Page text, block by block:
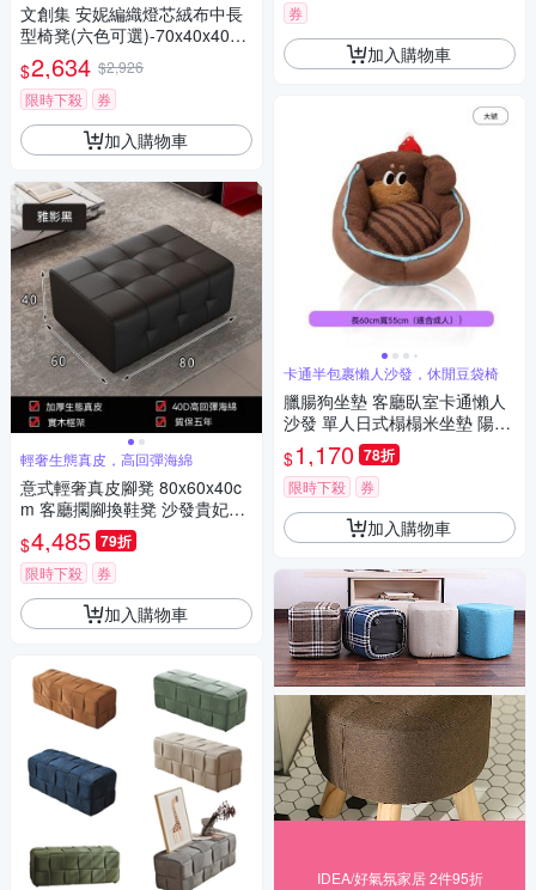
文創集 安妮編織燈芯絨布中長
型椅凳(六色可選)-70x40x40cm
免組
$2,634 $2,926
限時下殺
券
加入購物車
輕奢生態真皮，高回彈海綿
意式輕奢真皮腳凳 80x60x40c
m 客廳擱腳換鞋凳 沙發貴妃延
長 家用多功能沙發凳
$4,485 79折
限時下殺 券
加入購物車
券
加入購物車
卡通半包裹懶人沙發，休閒豆袋椅
臘腸狗坐墊 客廳臥室卡通懶人
沙發 單人日式榻榻米坐墊 陽臺
飄窗軟墊
$1,170 78折
限時下殺 券
加入購物車
IDEA/好氣氛家居 2件95折